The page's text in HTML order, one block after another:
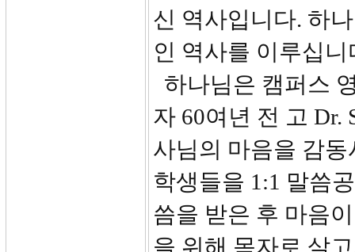
신 역사입니다. 하
인 역사를 이루십니
하나님은 캠퍼스
자 60여년 전 고 Dr.
사님의 마음을 감
학생들을 1:1 말씀
씀을 받은 후 마음
을 위해 목자로 살